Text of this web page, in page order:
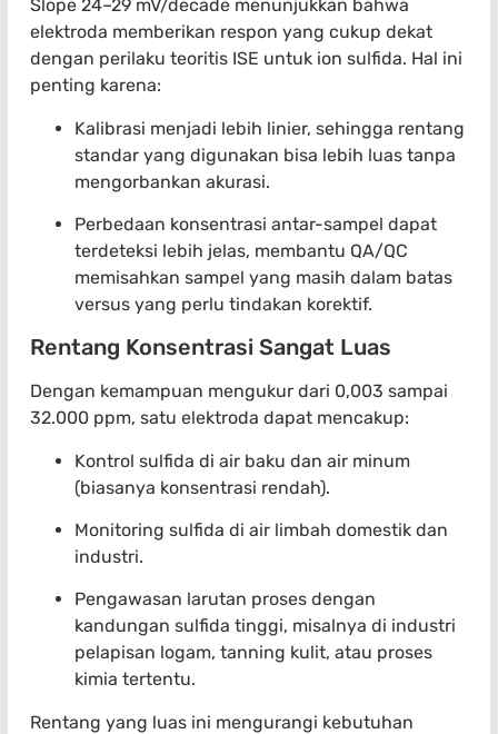
Slope 24–29 mV/decade menunjukkan bahwa
elektroda memberikan respon yang cukup dekat
dengan perilaku teoritis ISE untuk ion sulfida. Hal ini
penting karena:
Kalibrasi menjadi lebih linier, sehingga rentang
standar yang digunakan bisa lebih luas tanpa
mengorbankan akurasi.
Perbedaan konsentrasi antar-sampel dapat
terdeteksi lebih jelas, membantu QA/QC
memisahkan sampel yang masih dalam batas
versus yang perlu tindakan korektif.
Rentang Konsentrasi Sangat Luas
Dengan kemampuan mengukur dari 0,003 sampai
32.000 ppm, satu elektroda dapat mencakup:
Kontrol sulfida di air baku dan air minum
(biasanya konsentrasi rendah).
Monitoring sulfida di air limbah domestik dan
industri.
Pengawasan larutan proses dengan
kandungan sulfida tinggi, misalnya di industri
pelapisan logam, tanning kulit, atau proses
kimia tertentu.
Rentang yang luas ini mengurangi kebutuhan